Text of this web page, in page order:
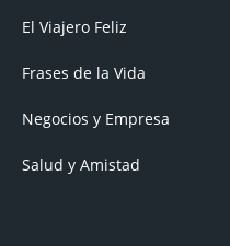
El Viajero Feliz
Frases de la Vida
Negocios y Empresa
Salud y Amistad